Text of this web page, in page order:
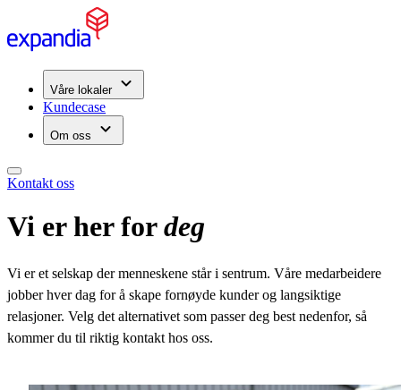
Våre lokaler
Kundecase
Om oss
Kontakt oss
Vi er her fordeg
Vi er et selskap der menneskene står i sentrum. Våre medarbeidere
jobber hver dag for å skape fornøyde kunder og langsiktige
relasjoner. Velg det alternativet som passer deg best nedenfor, så
kommer du til riktig kontakt hos oss.